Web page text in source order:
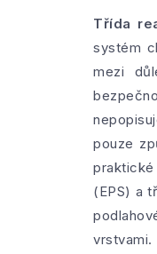
Třída
systém
mezi
pouze
(EPS) a